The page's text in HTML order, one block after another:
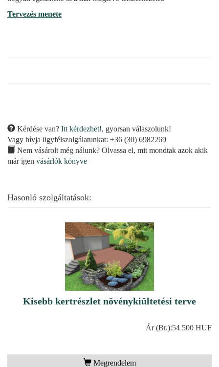
Tervezés menete
Kérdése van? Itt kérdezhet!, gyorsan válaszolunk!
Vagy hívja ügyfélszolgálatunkat: +36 (30) 6982269
Nem vásárolt még nálunk? Olvassa el, mit mondtak azok akik
már igen vásárlók könyve
Hasonló szolgáltatások:
Kisebb kertrészlet növénykiültetési terve
Ár (Br.):54 500 HUF
Megrendelem